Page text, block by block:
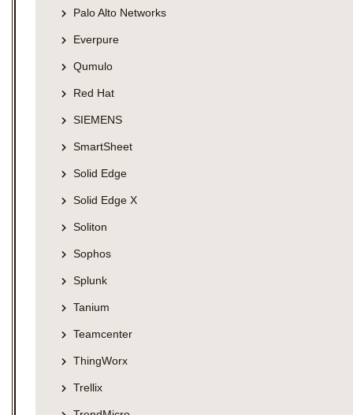
Palo Alto Networks
Everpure
Qumulo
Red Hat
SIEMENS
SmartSheet
Solid Edge
Solid Edge X
Soliton
Sophos
Splunk
Tanium
Teamcenter
ThingWorx
Trellix